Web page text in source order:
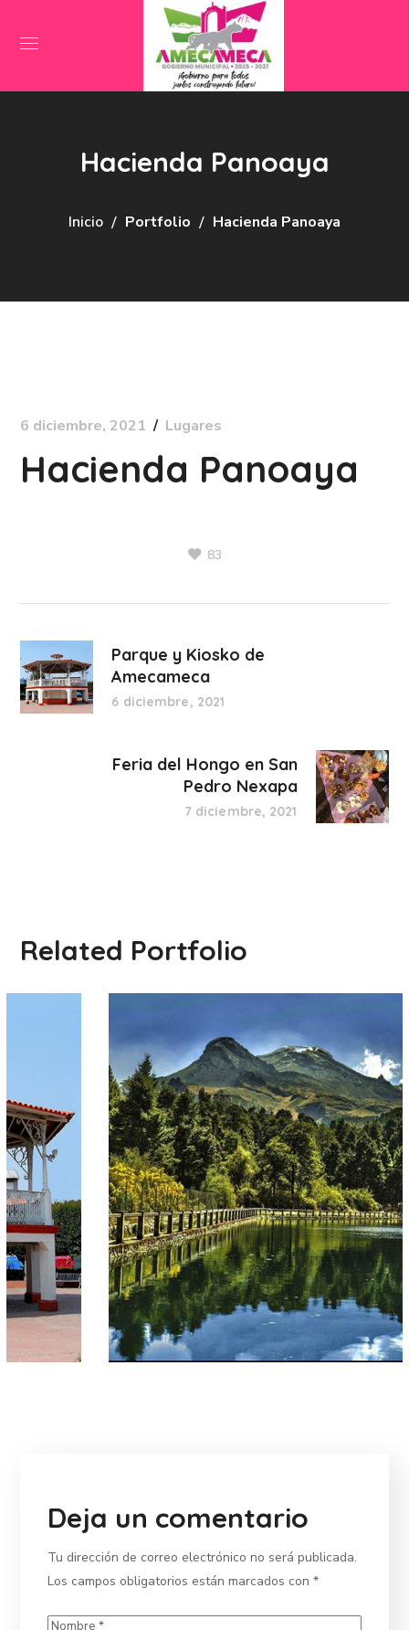
Hacienda Panoaya
Inicio Portfolio Hacienda Panoaya
6 diciembre, 2021 Lugares
Hacienda Panoaya
83
Parque y Kiosko de
Amecameca
6 diciembre, 2021
Feria del Hongo en San
Pedro Nexapa
7 diciembre, 2021
Related Portfolio
Deja un comentario
Tu dirección de correo electrónico no será publicada.
Los campos obligatorios están marcados con*